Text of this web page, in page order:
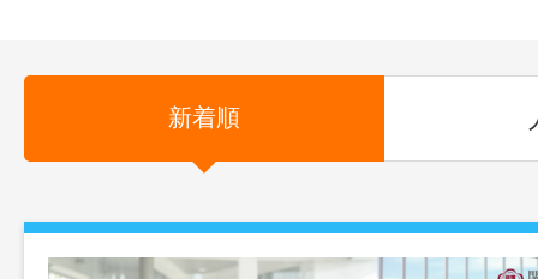
新着順